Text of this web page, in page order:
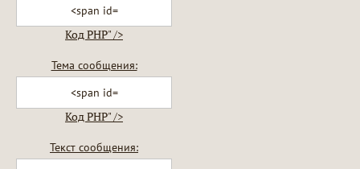
Код PHP" />
Тема сообщения:
Код PHP" />
Текст сообщения: